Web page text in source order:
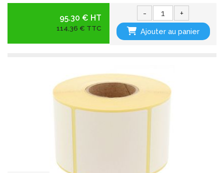
95.30 € HT
114,36 € TTC
- +
Ajouter au panier